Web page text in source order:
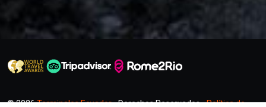
© 2026Terminales Ecuador- Derechos Reservados -Política de